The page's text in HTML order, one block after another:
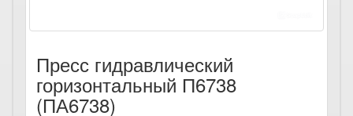
Пресс гидравлический
горизонтальный П6738
(ПА6738)